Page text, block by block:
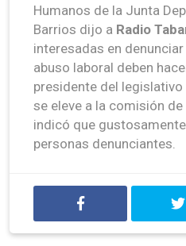
Humanos de la Junta
Barrios dijo a Radio
interesadas en
abuso laboral deben
presidente del
se eleve a la comisión
indicó que
personas denunciantes.